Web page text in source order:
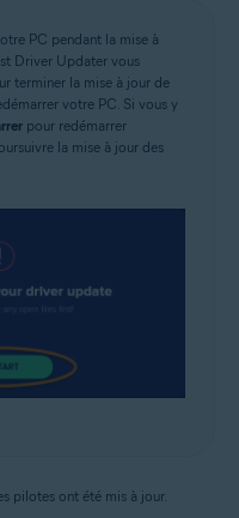
PC pendant la mise à
Driver Updater vous
terminer la mise à jour de
votre PC. Si vous y
pour redémarrer
la mise à jour des
pilotes ont été mis à jour.